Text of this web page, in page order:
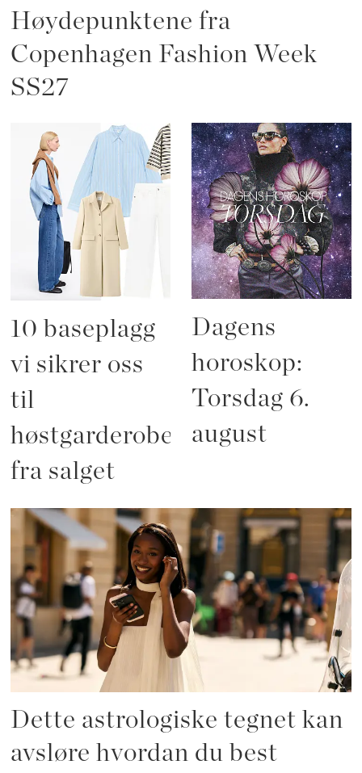
Høydepunktene fra
Copenhagen Fashion Week
SS27
10 baseplagg
vi sikrer oss
til
høstgarderoben
fra salget
Dagens
horoskop:
Torsdag 6.
august
Dette astrologiske tegnet kan
avsløre hvordan du best